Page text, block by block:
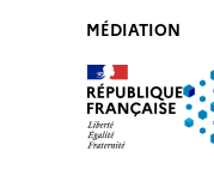
MÉDIATION